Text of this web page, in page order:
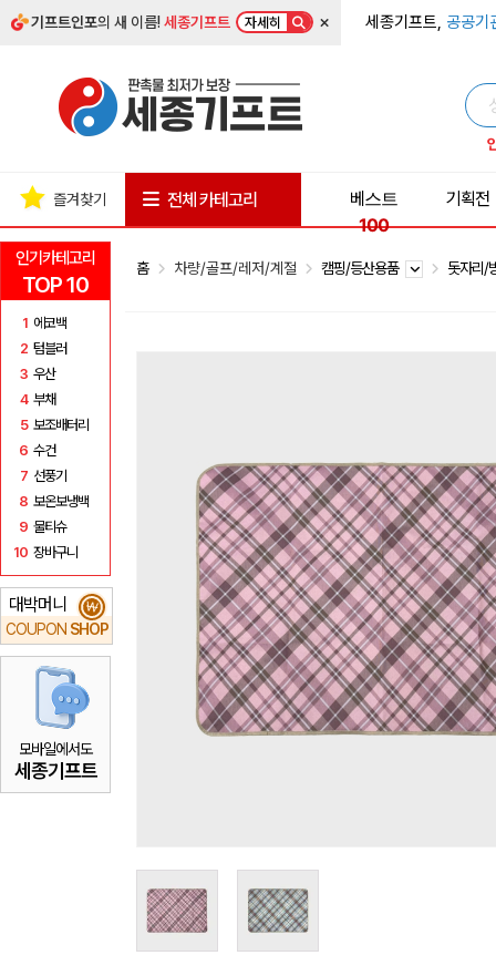
기프트인포의 새 이름!세종기프트 자세히 × 세종기프트, 공공기
인기카테고리
TOP 10
1 에코백
2 텀블러
3 우산
4 부채
5 보조배터리
6 수건
7 선풍기
8 보온보냉백
9 물티슈
10 장바구니
대박머니
COUPON SHOP
₩
모바일에서도
세종기프트
즐겨찾기 전체 카테고리
베스트
100
기획전
홈 차량/골프/레저/계절 캠핑/등산용품 돗자리/